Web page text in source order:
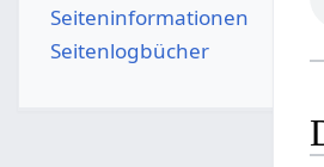
Seiten­­informationen
Seitenlogbücher